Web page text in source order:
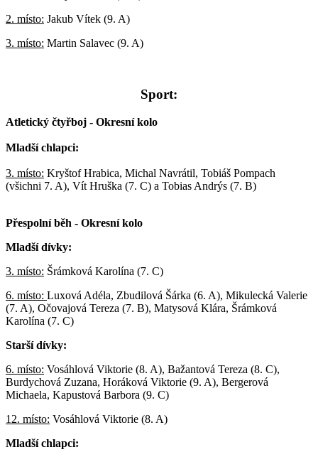
2. místo: Jakub Vítek (9. A)
3. místo: Martin Salavec (9. A)
Sport:
Atletický čtyřboj - Okresní kolo
Mladší chlapci:
3. místo: Kryštof Hrabica, Michal Navrátil, Tobiáš Pompach
(všichni 7. A), Vít Hruška (7. C) a Tobias Andrýs (7. B)
Přespolní běh - Okresní kolo
Mladší dívky:
3. místo: Šrámková Karolína (7. C)
6. místo: Luxová Adéla, Zbudilová Šárka (6. A), Mikulecká Valerie
(7. A), Očovajová Tereza (7. B), Matysová Klára, Šrámková
Karolína (7. C)
Starší dívky:
6. místo: Vosáhlová Viktorie (8. A), Bažantová Tereza (8. C),
Burdychová Zuzana, Horáková Viktorie (9. A), Bergerová
Michaela, Kapustová Barbora (9. C)
12. místo: Vosáhlová Viktorie (8. A)
Mladší chlapci: